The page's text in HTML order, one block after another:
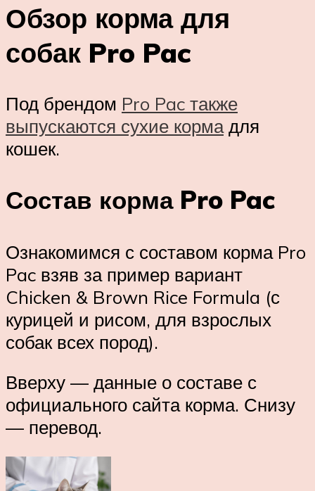
Обзор корма для
собак Pro Pac
Под брендом Pro Pac также
выпускаются сухие кормадля
кошек.
Состав корма Pro Pac
Ознакомимся с составом корма Pro
Pac взяв за пример вариант
Chicken & Brown Rice Formula (с
курицей и рисом, для взрослых
собак всех пород).
Вверху — данные о составе с
официального сайта корма. Снизу
— перевод.